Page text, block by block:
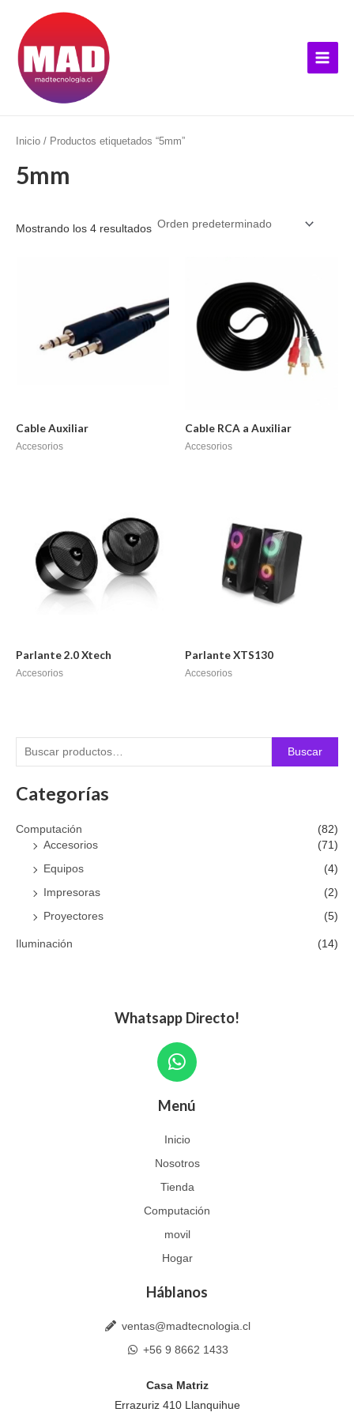
contenido
Menu
s
c
p
r
Buscar
Categorías
Computación
(82)
Accesorios
(71)
Equipos (4)
Impresoras (2)
Proyectores (5)
Iluminación (14)
Inicio / Productos etiquetados “5mm”
5mm
Mostrando los 4 resultados
Cable Auxiliar
Accesorios
Cable RCA a Auxiliar
Accesorios
Parlante 2.0 Xtech
Accesorios
Parlante XTS130
Accesorios
Whatsapp Directo!
W
h
t
s
a
p
p
Menú
Inicio
Nosotros
Tienda
Computación
movil
Hogar
Háblanos
ventas@madtecnologia.cl
+56 9 8662 1433
Casa Matriz
Errazuriz 410 Llanquihue